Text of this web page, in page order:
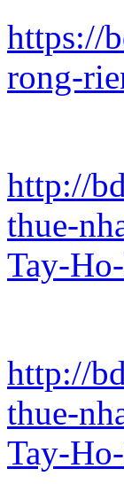
https://
rong-
http://
thue-
Tay-
http://
thue-
Tay-